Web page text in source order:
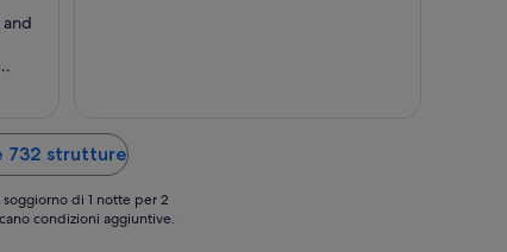
the
732 strutture
di 1 notte per 2
condizioni aggiuntive.